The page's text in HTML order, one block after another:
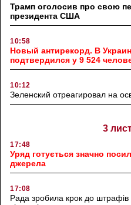
Трамп оголосив про свою
президента США
10:58
Новый антирекорд. В
подтвердился у 9 524
10:12
Зеленский отреагировал на
3
17:48
Уряд готується значно
джерела
17:08
Рада зробила крок до штрафів